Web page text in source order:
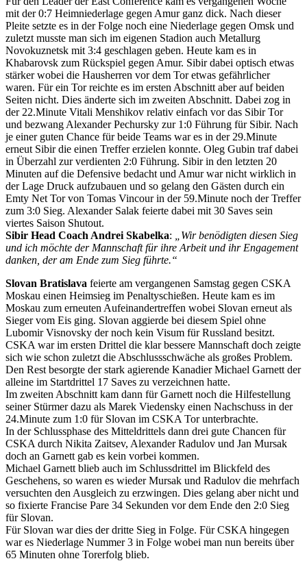
mit der 0:7 Heimniederlage gegen Amur ganz dick. Nach dieser
Pleite setzte es in der Folge noch eine Niederlage gegen Omsk und
zuletzt musste man sich im eigenen Stadion auch Metallurg
Novokuznetsk mit 3:4 geschlagen geben. Heute kam es in
Khabarovsk zum Rückspiel gegen Amur. Sibir dabei optisch etwas
stärker wobei die Hausherren vor dem Tor etwas gefährlicher
waren. Für ein Tor reichte es im ersten Abschnitt aber auf beiden
Seiten nicht. Dies änderte sich im zweiten Abschnitt. Dabei zog in
der 22.Minute Vitali Menshikov relativ einfach vor das Sibir Tor
und bezwang Alexander Pechursky zur 1:0 Führung für Sibir. Nach
je einer guten Chance für beide Teams war es in der 29.Minute
erneut Sibir die einen Treffer erzielen konnte. Oleg Gubin traf dabei
in Überzahl zur verdienten 2:0 Führung. Sibir in den letzten 20
Minuten auf die Defensive bedacht und Amur war nicht wirklich in
der Lage Druck aufzubauen und so gelang den Gästen durch ein
Emty Net Tor von Tomas Vincour in der 59.Minute noch der Treffer
zum 3:0 Sieg. Alexander Salak feierte dabei mit 30 Saves sein
viertes Saison Shutout.
Sibir Head Coach Andrei Skabelka:
„Wir benödigten diesen Sieg
und ich möchte der Mannschaft für ihre Arbeit und ihr Engagement
danken, der am Ende zum Sieg führte.“
Slovan Bratislava feierte am vergangenen Samstag gegen CSKA
Moskau einen Heimsieg im Penaltyschießen. Heute kam es im
Moskau zum erneuten Aufeinandertreffen wobei Slovan erneut als
Sieger vom Eis ging. Slovan aggierde bei diesem Spiel ohne
Lubomir Visnovsky der noch kein Visum für Russland besitzt.
CSKA war im ersten Drittel die klar bessere Mannschaft doch zeigte
sich wie schon zuletzt die Abschlussschwäche als großes Problem.
Den Rest besorgte der stark agierende Kanadier Michael Garnett der
alleine im Startdrittel 17 Saves zu verzeichnen hatte.
Im zweiten Abschnitt kam dann für Garnett noch die Hilfestellung
seiner Stürmer dazu als Marek Viedensky einen Nachschuss in der
24.Minute zum 1:0 für Slovan im CSKA Tor unterbrachte.
In der Schlussphase des Mitteldrittels dann drei gute Chancen für
CSKA durch Nikita Zaitsev, Alexander Radulov und Jan Mursak
doch an Garnett gab es kein vorbei kommen.
Michael Garnett blieb auch im Schlussdrittel im Blickfeld des
Geschehens, so waren es wieder Mursak und Radulov die mehrfach
versuchten den Ausgleich zu erzwingen. Dies gelang aber nicht und
so fixierte Francise Pare 34 Sekunden vor dem Ende den 2:0 Sieg
für Slovan.
Für Slovan war dies der dritte Sieg in Folge. Für CSKA hingegen
war es Niederlage Nummer 3 in Folge wobei man nun bereits über
65 Minuten ohne Torerfolg blieb.